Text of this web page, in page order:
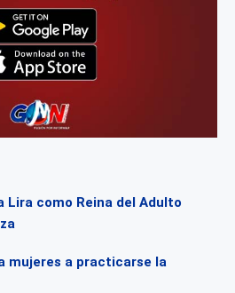
Lira como Reina del Adulto
mujeres a practicarse la